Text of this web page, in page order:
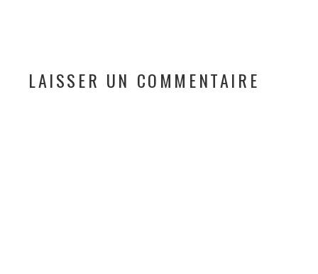
LAISSER UN COMMENTAIRE